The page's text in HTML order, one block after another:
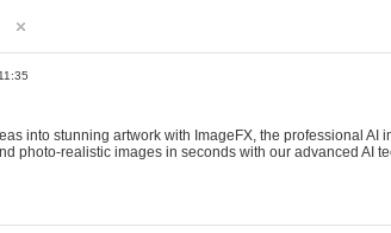
into stunning artwork with ImageFX, the professional AI
photo-realistic images in seconds with our advanced AI